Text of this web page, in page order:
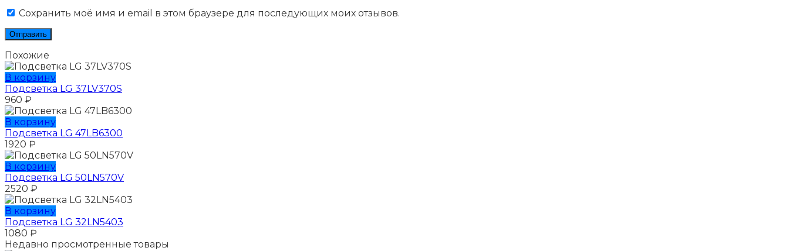
Сохранить моё имя и email в этом браузере для последующих моих отзывов.
Похожие
В корзину
Подсветка LG 37LV370S
960 ₽
В корзину
Подсветка LG 47LB6300
1920 ₽
В корзину
Подсветка LG 50LN570V
2520 ₽
В корзину
Подсветка LG 32LN5403
1080 ₽
Недавно просмотренные товары